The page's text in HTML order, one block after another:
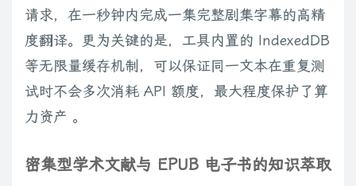
请求，在一秒钟内完成一集完整剧集字幕的高精
度翻译。更为关键的是，工具内置的 IndexedDB
等无限量缓存机制，可以保证同一文本在重复测
试时不会多次消耗 API 额度，最大程度保护了算
力资产 。
密集型学术文献与 EPUB 电子书的知识萃取